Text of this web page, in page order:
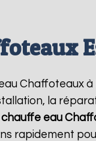
Chaffoteaux à
la
chauffe eau
rapidement